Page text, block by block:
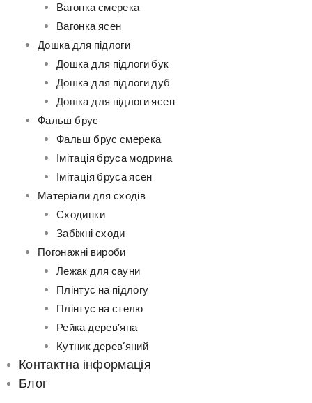
Вагонка смерека
Вагонка ясен
Дошка для підлоги
Дошка для підлоги бук
Дошка для підлоги дуб
Дошка для підлоги ясен
Фальш брус
Фальш брус смерека
Імітація бруса модрина
Імітація бруса ясен
Матеріали для сходів
Сходинки
Забіжні сходи
Погонажні вироби
Лежак для сауни
Плінтус на підлогу
Плінтус на стелю
Рейка дерев’яна
Кутник дерев’яний
Контактна інформація
Блог